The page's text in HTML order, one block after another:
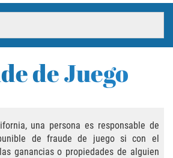
de Juego
una persona es responsable de
de fraude de juego si con el
ganancias o propiedades de alguien